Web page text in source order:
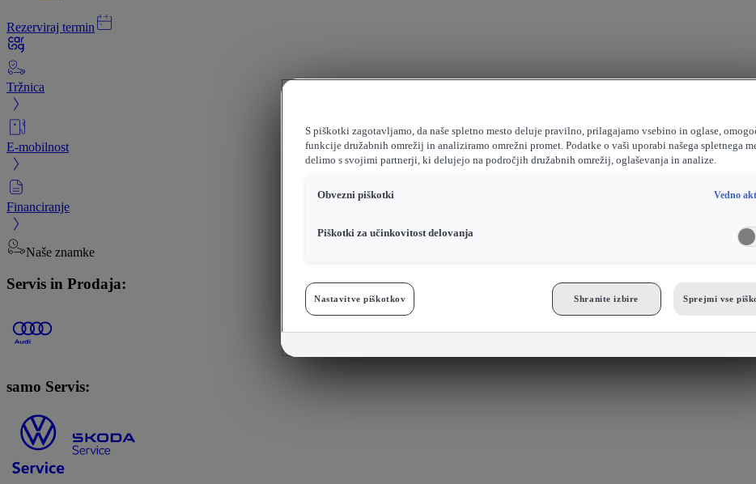
Rezerviraj termin
Tržnica
E-mobilnost
Financiranje
Naše znamke
Servis in Prodaja:
samo Servis:
S piškotki zagotavljamo, da naše spletno mesto deluje pravilno, prilagajamo vsebino in oglase,
funkcije družabnih omrežij in analiziramo omrežni promet. Podatke o vaši uporabi našega spletnega
delimo s svojimi partnerji, ki delujejo na področjih družabnih omrežij, oglaševanja in analize.
Obvezni piškotki Vedno
Piškotki za učinkovitost delovanja
Nastavitve piškotkov Shranite izbire Sprejmi vse